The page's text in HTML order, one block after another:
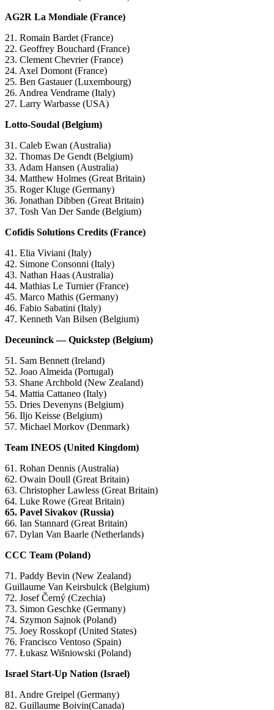
AG2R La Mondiale (France)
21. Romain Bardet (France)
22. Geoffrey Bouchard (France)
23. Clement Chevrier (France)
24. Axel Domont (France)
25. Ben Gastauer (Luxembourg)
26. Andrea Vendrame (Italy)
27. Larry Warbasse (USA)
Lotto-Soudal (Belgium)
31. Caleb Ewan (Australia)
32. Thomas De Gendt (Belgium)
33. Adam Hansen (Australia)
34. Matthew Holmes (Great Britain)
35. Roger Kluge (Germany)
36. Jonathan Dibben (Great Britain)
37. Tosh Van Der Sande (Belgium)
Cofidis Solutions Credits (France)
41. Elia Viviani (Italy)
42. Simone Consonni (Italy)
43. Nathan Haas (Australia)
44. Mathias Le Turnier (France)
45. Marco Mathis (Germany)
46. Fabio Sabatini (Italy)
47. Kenneth Van Bilsen (Belgium)
Deceuninck — Quickstep (Belgium)
51. Sam Bennett (Ireland)
52. Joao Almeida (Portugal)
53. Shane Archbold (New Zealand)
54. Mattia Cattaneo (Italy)
55. Dries Devenyns (Belgium)
56. Iljo Keisse (Belgium)
57. Michael Morkov (Denmark)
Team INEOS (United Kingdom)
61. Rohan Dennis (Australia)
62. Owain Doull (Great Britain)
63. Christopher Lawless (Great Britain)
64. Luke Rowe (Great Britain)
65. Pavel Sivakov (Russia)
66. Ian Stannard (Great Britain)
67. Dylan Van Baarle (Netherlands)
CCC Team (Poland)
71. Paddy Bevin (New Zealand)
Guillaume Van Keirsbulck (Belgium)
72. Josef Černý (Czechia)
73. Simon Geschke (Germany)
74. Szymon Sajnok (Poland)
75. Joey Rosskopf (United States)
76. Francisco Ventoso (Spain)
77. Łukasz Wišniowski (Poland)
Israel Start-Up Nation (Israel)
81. Andre Greipel (Germany)
82. Guillaume Boivin(Canada)